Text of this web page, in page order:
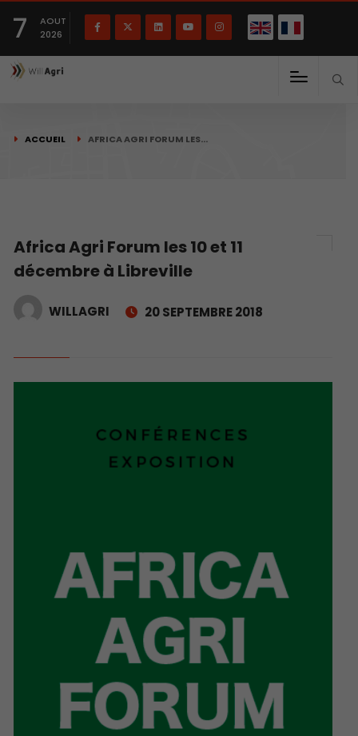
7
AOUT
2026
ACCUEIL AFRICA AGRI FORUM LES…
Africa Agri Forum les 10 et 11
décembre à Libreville
WILLAGRI 20 SEPTEMBRE 2018
Français English(English)